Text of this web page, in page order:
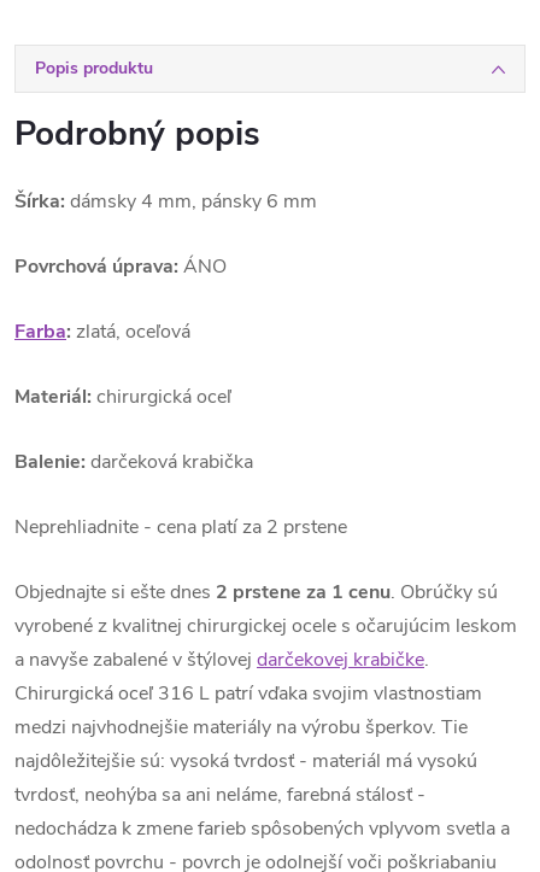
Popis produktu
Podrobný popis
Šírka: dámsky 4 mm, pánsky 6 mm
Povrchová úprava: ÁNO
Farba: zlatá, oceľová
Materiál: chirurgická oceľ
Balenie: darčeková krabička
Neprehliadnite - cena platí za 2 prstene
Objednajte si ešte dnes 2 prstene za 1 cenu. Obrúčky sú
vyrobené z kvalitnej chirurgickej ocele s očarujúcim leskom
a navyše zabalené v štýlovej darčekovej krabičke.
Chirurgická oceľ 316 L patrí vďaka svojim vlastnostiam
medzi najvhodnejšie materiály na výrobu šperkov. Tie
najdôležitejšie sú: vysoká tvrdosť - materiál má vysokú
tvrdosť, neohýba sa ani neláme, farebná stálosť -
nedochádza k zmene farieb spôsobených vplyvom svetla a
odolnosť povrchu - povrch je odolnejší voči poškriabaniu